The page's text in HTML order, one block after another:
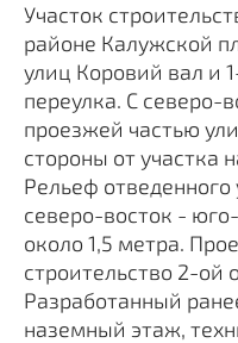
Участок
районе Калужской
улиц Коровий вал и
переулка. С северо-
проезжей частью
стороны от участка
Рельеф отведенного
северо-восток -
около 1,5 метра.
строительство 2-ой
Разработанный
наземный этаж,